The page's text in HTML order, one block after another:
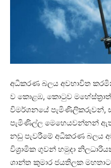
අධිකරණ බලය අවභාවිත
ව කොළඹ, කොටුව
විමර්ශනයේ පැමිණිලිකරුවන්,
පැමිණිල්ල මෙහෙයවන්නන්
නඩු පැවරීමේ අධිකරණ බලය
විශ්‍රාමික ගුවන් හමුදා
ශාන්ත කුමාර ජයතිලක